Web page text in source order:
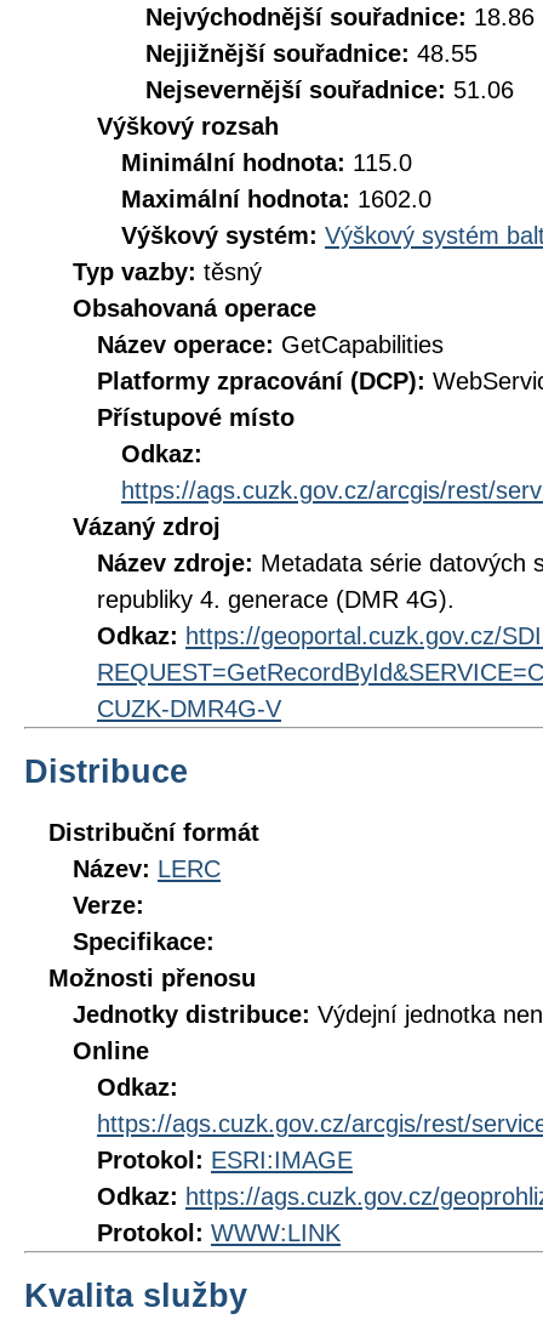
Nejvýchodnější souřadnice: 18.86
Nejjižnější souřadnice: 48.55
Nejsevernější souřadnice: 51.06
Výškový rozsah
Minimální hodnota: 115.0
Maximální hodnota: 1602.0
Výškový systém: Výškový systém
Typ vazby: těsný
Obsahovaná operace
Název operace: GetCapabilities
Platformy zpracování (DCP):
Přístupové místo
Odkaz:
https://ags.cuzk.gov.cz/arcgis/rest/
Vázaný zdroj
Název zdroje: Metadata série datových
republiky 4. generace (DMR 4G).
Odkaz: https://geoportal.cuzk.gov.cz/
CUZK-DMR4G-V
Distribuce
Distribuční formát
Název: LERC
Verze:
Specifikace:
Možnosti přenosu
Jednotky distribuce: Výdejní jednotka
Online
Odkaz:
https://ags.cuzk.gov.cz/arcgis/rest/
Protokol: ESRI:IMAGE
Odkaz: https://ags.cuzk.gov.cz/
Protokol: WWW:LINK
Kvalita služby